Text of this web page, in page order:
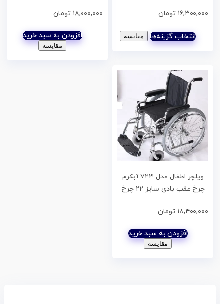
۱۶,۳۰۰,۰۰۰ تومان
انتخاب گزینه‌ها مقایسه
۱۸,۰۰۰,۰۰۰ تومان
افزودن به سبد خرید
مقایسه
ویلچر اطفال مدل ۷۲۳ آبکرم
چرخ عقب بادی سایز ۲۲ چرخ
۱۸,۴۰۰,۰۰۰ تومان
افزودن به سبد خرید
مقایسه